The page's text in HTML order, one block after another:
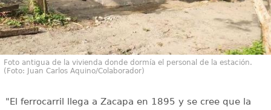
Foto antigua de la vivienda donde dormía el personal de la estación.
(Foto: Juan Carlos Aquino/Colaborador)
"El ferrocarril llega a Zacapa en 1895 y se cree que la